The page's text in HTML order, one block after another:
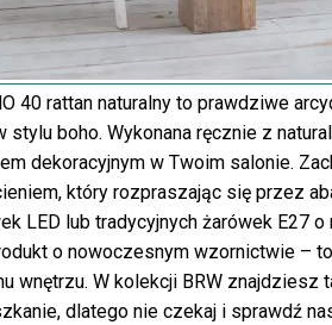
40 rattan naturalny to prawdziwe
boho. Wykonana ręcznie z
dekoracyjnym w Twoim salonie.
który rozpraszając się przez
LED lub tradycyjnych żarówek E27
o nowoczesnym wzornictwie –
wnętrzu. W kolekcji BRW
dlatego nie czekaj i sprawdź